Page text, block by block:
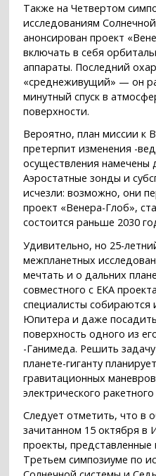
Также на Четвертом
исследованиям
анонсирован проект
включать в себя
аппараты. Последний
«среднеживущий» — он
минутный спуск в
поверхности.
Вероятно, план миссии к
претерпит изменения -
осуществления намечены
Аэростатные зонды и
исчезли: возможно, они
проект «Венера-Глоб»,
состоится раньше 2030
Удивительно, но 25-
межпланетных
мечтать и о дальних
совместного с ЕКА
специалисты собираются
Юпитера и даже
поверхность одного из
-Ганимеда. Решить
планете-гиганту
гравитационных
электрического
Следует отметить, что в
зачитанном 15 октября в
проекты,
Третьем симпозиуме по